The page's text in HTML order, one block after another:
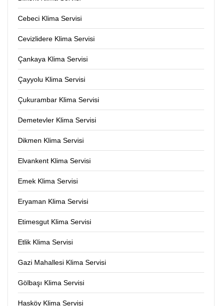
Cebeci Klima Servisi
Cevizlidere Klima Servisi
Çankaya Klima Servisi
Çayyolu Klima Servisi
Çukurambar Klima Servisi
Demetevler Klima Servisi
Dikmen Klima Servisi
Elvankent Klima Servisi
Emek Klima Servisi
Eryaman Klima Servisi
Etimesgut Klima Servisi
Etlik Klima Servisi
Gazi Mahallesi Klima Servisi
Gölbaşı Klima Servisi
Hasköy Klima Servisi